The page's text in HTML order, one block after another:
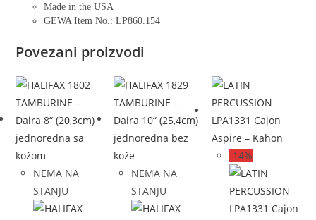
Made in the USA
GEWA Item No.: LP860.154
Povezani proizvodi
NEMA NA
STANJU
NEMA NA
STANJU
-14%